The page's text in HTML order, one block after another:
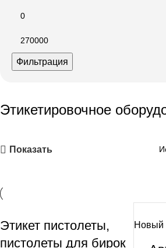
Фильтрация
Этикетировочное
Показать
Этикет пистолеты,
пистолеты для бирок
Новый